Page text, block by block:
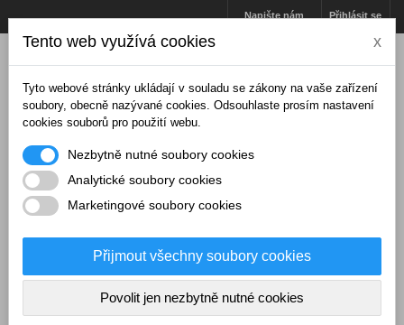
Přihlásit se
Napište nám
Košík (prázdný)
Tento web využívá cookies x
Tyto webové stránky ukládají v souladu se zákony na vaše zařízení
soubory, obecně nazývané cookies. Odsouhlaste prosím nastavení
cookies souborů pro použití webu.
Nezbytně nutné soubory cookies
Analytické soubory cookies
Marketingové soubory cookies
Přijmout všechny soubory cookies
Povolit jen nezbytně nutné cookies